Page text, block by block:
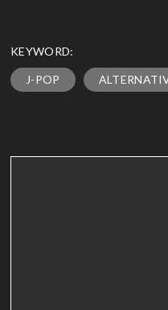
KEYWORD:
J-POP